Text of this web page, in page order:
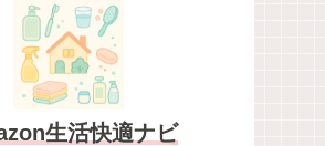
生活快適ナビ